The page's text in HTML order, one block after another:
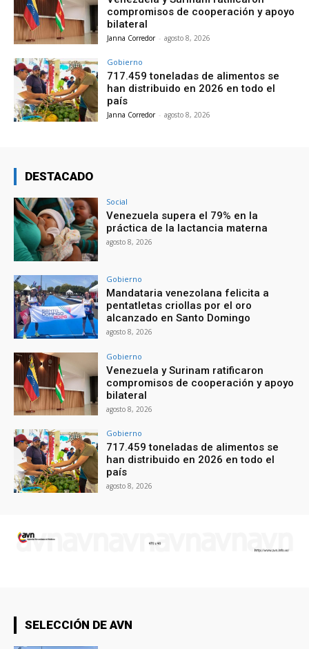
compromisos de cooperación y apoyo
bilateral
Janna Corredor - agosto 8, 2026
Gobierno
717.459 toneladas de alimentos se
han distribuido en 2026 en todo el
país
Janna Corredor - agosto 8, 2026
DESTACADO
Social
Venezuela supera el 79% en la
práctica de la lactancia materna
agosto 8, 2026
Gobierno
Mandataria venezolana felicita a
pentatletas criollas por el oro
alcanzado en Santo Domingo
agosto 8, 2026
Gobierno
Venezuela y Surinam ratificaron
compromisos de cooperación y apoyo
bilateral
agosto 8, 2026
Gobierno
717.459 toneladas de alimentos se
han distribuido en 2026 en todo el
país
agosto 8, 2026
SELECCIÓN DE AVN